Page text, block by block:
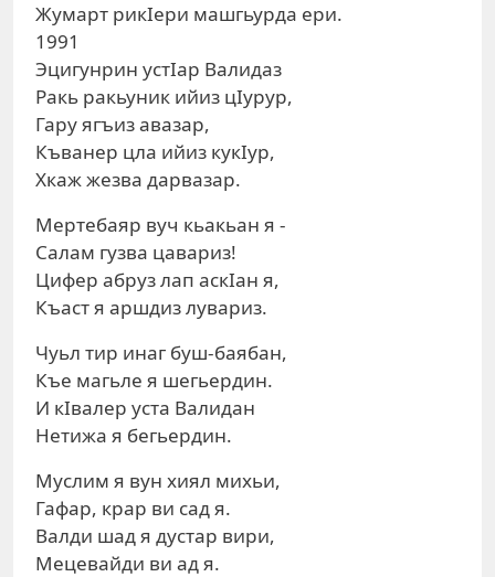
Жумарт рикIери машгьурда ери.
1991
Эцигунрин устIар Валидаз
Ракь ракьуник ийиз цIурур,
Гару ягъиз авазар,
Къванер цла ийиз кукIур,
Хкаж жезва дарвазар.
Мертебаяр вуч кьакьан я -
Салам гузва цавариз!
Цифер абруз лап аскIан я,
Къаст я аршдиз лувариз.
Чуьл тир инаг буш-баябан,
Къе магьле я шегьердин.
И кIвалер уста Валидан
Нетижа я бегьердин.
Муслим я вун хиял михьи,
Гафар, крар ви сад я.
Валди шад я дустар вири,
Мецевайди ви ад я.